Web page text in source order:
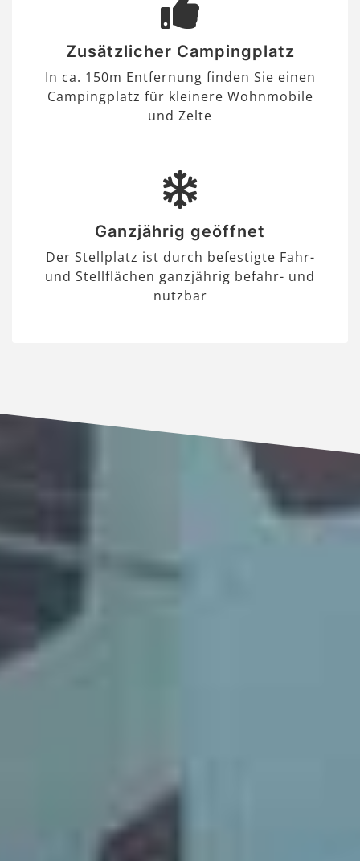
Zusätzlicher Campingplatz
In ca. 150m Entfernung finden Sie einen
Campingplatz für kleinere Wohnmobile
und Zelte
Ganzjährig geöffnet
Der Stellplatz ist durch befestigte Fahr-
und Stellflächen ganzjährig befahr- und
nutzbar